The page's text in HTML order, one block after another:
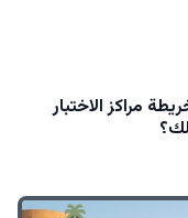
مراكز الاختبار